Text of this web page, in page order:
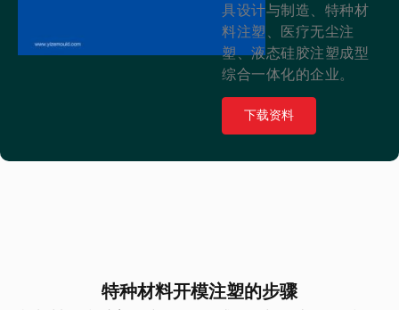
具设计与制造、特种材
料注塑、医疗无尘注
塑、液态硅胶注塑成型
综合一体化的企业。
下载资料
特种材料开模注塑的步骤